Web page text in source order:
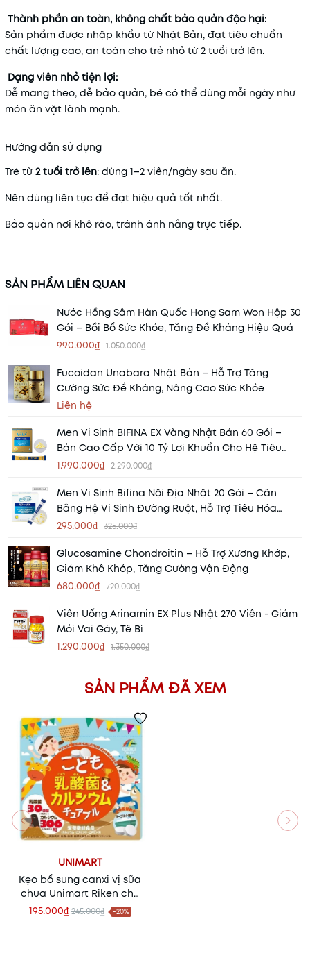
Thành phần an toàn, không chất bảo quản độc hại:
Sản phẩm được nhập khẩu từ Nhật Bản, đạt tiêu chuẩn
chất lượng cao, an toàn cho trẻ nhỏ từ 2 tuổi trở lên.
Dạng viên nhỏ tiện lợi:
Dễ mang theo, dễ bảo quản, bé có thể dùng mỗi ngày như
món ăn vặt lành mạnh.
Hướng dẫn sử dụng
Trẻ từ2 tuổi trở lên: dùng 1–2 viên/ngày sau ăn.
Nên dùng liên tục để đạt hiệu quả tốt nhất.
Bảo quản nơi khô ráo, tránh ánh nắng trực tiếp.
SẢN PHẨM LIÊN QUAN
Nước Hồng Sâm Hàn Quốc Hong Sam Won Hộp 30
Gói – Bồi Bổ Sức Khỏe, Tăng Đề Kháng Hiệu Quả
990.000₫ 1.050.000₫
Fucoidan Unabara Nhật Bản – Hỗ Trợ Tăng
Cường Sức Đề Kháng, Nâng Cao Sức Khỏe
Liên hệ
Men Vi Sinh BIFINA EX Vàng Nhật Bản 60 Gói –
Bản Cao Cấp Với 10 Tỷ Lợi Khuẩn Cho Hệ Tiêu
Hóa Khỏe Mạnh
1.990.000₫ 2.290.000₫
Men Vi Sinh Bifina Nội Địa Nhật 20 Gói – Cân
Bằng Hệ Vi Sinh Đường Ruột, Hỗ Trợ Tiêu Hóa
Khỏe Mạnh
295.000₫ 325.000₫
Glucosamine Chondroitin – Hỗ Trợ Xương Khớp,
Giảm Khô Khớp, Tăng Cường Vận Động
680.000₫ 720.000₫
Viên Uống Arinamin EX Plus Nhật 270 Viên - Giảm
Mỏi Vai Gáy, Tê Bì
1.290.000₫ 1.350.000₫
SẢN PHẨM ĐÃ XEM
UNIMART
Kẹo bổ sung canxi vị sữa
chua Unimart Riken cho
trẻ – Giải pháp ngon
miệng cho xương khỏe, bé
195.000₫ 245.000₫ -20%